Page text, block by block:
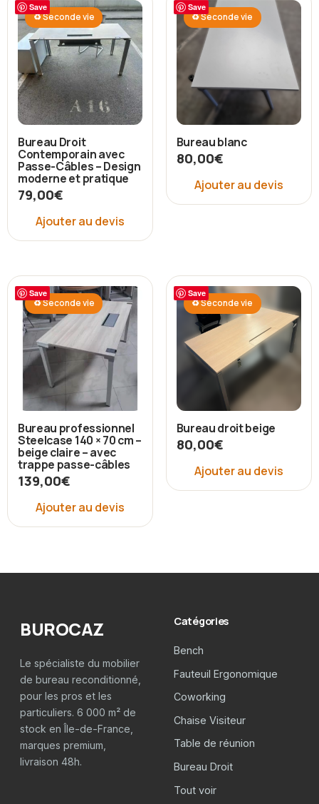
Save
♻ Seconde vie
Bureau Droit
Contemporain avec
Passe-Câbles – Design
moderne et pratique
79,00€
Ajouter au devis
Save
♻ Seconde vie
Bureau blanc
80,00€
Ajouter au devis
Save
♻ Seconde vie
Bureau professionnel
Steelcase 140 × 70 cm –
beige claire – avec
trappe passe-câbles
139,00€
Ajouter au devis
Save
♻ Seconde vie
Bureau droit beige
80,00€
Ajouter au devis
BUROCAZ
Le spécialiste du mobilier
de bureau reconditionné,
pour les pros et les
particuliers. 6 000 m² de
stock en Île-de-France,
marques premium,
livraison 48h.
Catégories
Bench
Fauteuil Ergonomique
Coworking
Chaise Visiteur
Table de réunion
Bureau Droit
Tout voir